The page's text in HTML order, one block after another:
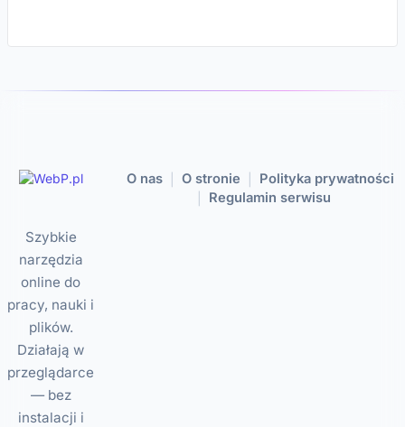
Szybkie
narzędzia
online do
pracy, nauki i
plików.
Działają w
przeglądarce
— bez
instalacji i
O nas O stronie Polityka prywatności
Regulamin serwisu